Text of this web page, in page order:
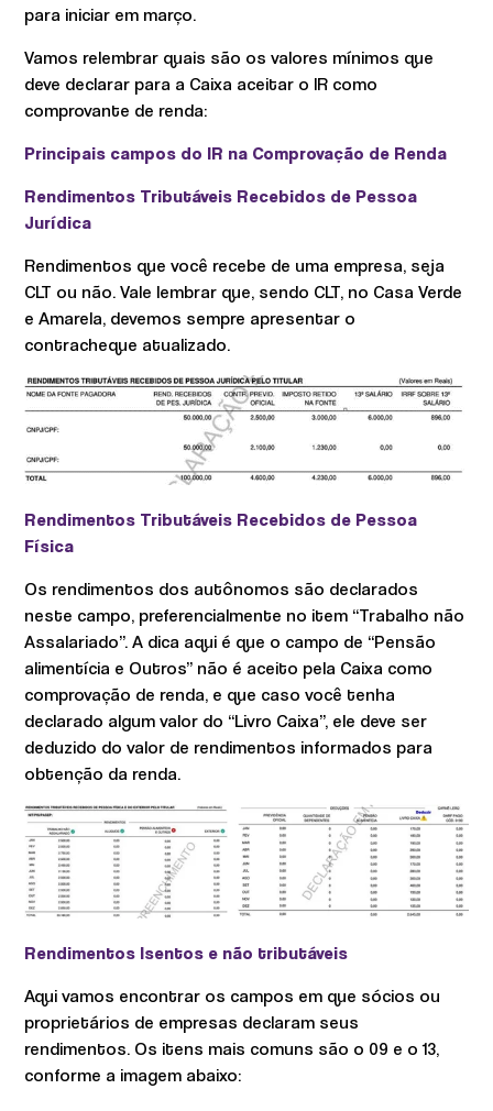
para iniciar em março.
Vamos relembrar quais são os valores mínimos que
deve declarar para a Caixa aceitar o IR como
comprovante de renda:
Principais campos do IR na Comprovação de Renda
Rendimentos Tributáveis Recebidos de Pessoa
Jurídica
Rendimentos que você recebe de uma empresa, seja
CLT ou não. Vale lembrar que, sendo CLT, no Casa Verde
e Amarela, devemos sempre apresentar o
contracheque atualizado.
Rendimentos Tributáveis Recebidos de Pessoa
Física
Os rendimentos dos autônomos são declarados
neste campo, preferencialmente no item “Trabalho não
Assalariado”. A dica aqui é que o campo de “Pensão
alimentícia e Outros” não é aceito pela Caixa como
comprovação de renda, e que caso você tenha
declarado algum valor do “Livro Caixa”, ele deve ser
deduzido do valor de rendimentos informados para
obtenção da renda.
Rendimentos Isentos e não tributáveis
Aqui vamos encontrar os campos em que sócios ou
proprietários de empresas declaram seus
rendimentos. Os itens mais comuns são o 09 e o 13,
conforme a imagem abaixo: